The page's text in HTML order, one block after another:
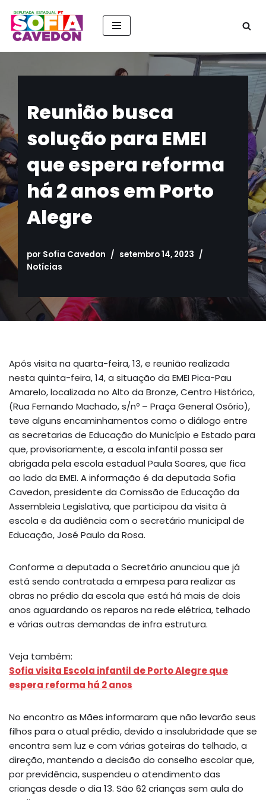
Pular
conteúdo
Reunião busca
solução para EMEI
que espera reforma
há 2 anos em Porto
Alegre
por Sofia Cavedon
setembro 14, 2023
Notícias
Após visita na quarta-feira, 13, e reunião realizada
nesta quinta-feira, 14, a situação da EMEI Pica-Pau
Amarelo, localizada no Alto da Bronze, Centro Histórico,
(Rua Fernando Machado, s/nº – Praça General Osório),
teve alguns encaminhamentos como o diálogo entre
as secretarias de Educação do Município e Estado para
que, provisoriamente, a escola infantil possa ser
abrigada pela escola estadual Paula Soares, que fica
ao lado da EMEI. A informação é da deputada Sofia
Cavedon, presidente da Comissão de Educação da
Assembleia Legislativa, que participou da visita à
escola e da audiência com o secretário municipal de
Educação, José Paulo da Rosa.
Conforme a deputada o Secretário anunciou que já
está sendo contratada a emrpesa para realizar as
obras no prédio da escola que está há mais de dois
anos aguardando os reparos na rede elétrica, telhado
e várias outras demandas de infra estrutura.
Veja também:
Sofia visita Escola infantil de Porto Alegre que
espera reforma há 2 anos
No encontro as Mães informaram que não levarão seus
filhos para o atual prédio, devido a insalubridade que se
encontra sem luz e com várias goteiras do telhado, a
direção, mantendo a decisão do conselho escolar que,
por previdência, suspendeu o atendimento das
crianças desde o dia 13. São 62 crianças sem aula do